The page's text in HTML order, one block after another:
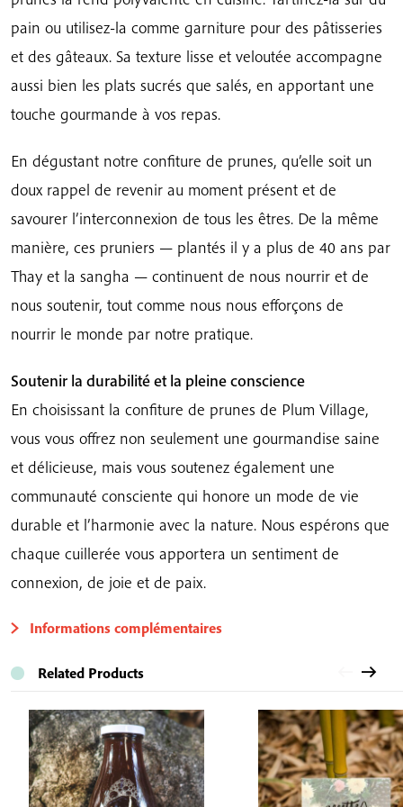
pain ou utilisez-la comme garniture pour des pâtisseries
et des gâteaux. Sa texture lisse et veloutée accompagne
aussi bien les plats sucrés que salés, en apportant une
touche gourmande à vos repas.
En dégustant notre confiture de prunes, qu’elle soit un
doux rappel de revenir au moment présent et de
savourer l’interconnexion de tous les êtres. De la même
manière, ces pruniers — plantés il y a plus de 40 ans par
Thay et la sangha — continuent de nous nourrir et de
nous soutenir, tout comme nous nous efforçons de
nourrir le monde par notre pratique.
Soutenir la durabilité et la pleine conscience
En choisissant la confiture de prunes de Plum Village,
vous vous offrez non seulement une gourmandise saine
et délicieuse, mais vous soutenez également une
communauté consciente qui honore un mode de vie
durable et l’harmonie avec la nature. Nous espérons que
chaque cuillerée vous apportera un sentiment de
connexion, de joie et de paix.
Informations complémentaires
Related Products